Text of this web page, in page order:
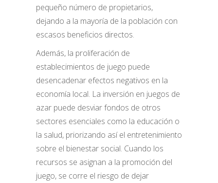
pequeño número de propietarios,
dejando a la mayoría de la población con
escasos beneficios directos.
Además, la proliferación de
establecimientos de juego puede
desencadenar efectos negativos en la
economía local. La inversión en juegos de
azar puede desviar fondos de otros
sectores esenciales como la educación o
la salud, priorizando así el entretenimiento
sobre el bienestar social. Cuando los
recursos se asignan a la promoción del
juego, se corre el riesgo de dejar